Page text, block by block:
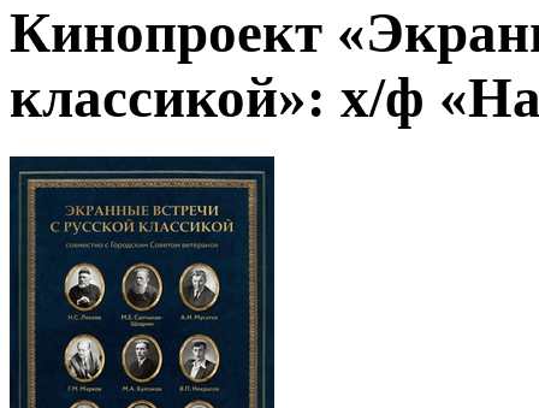
Кинопроект
классикой»: х/ф